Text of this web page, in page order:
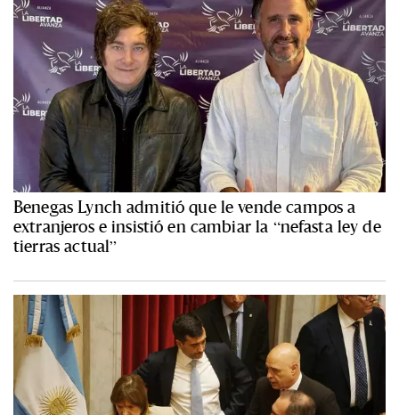
Benegas Lynch admitió que le vende campos a
extranjeros e insistió en cambiar la “nefasta ley de
tierras actual”